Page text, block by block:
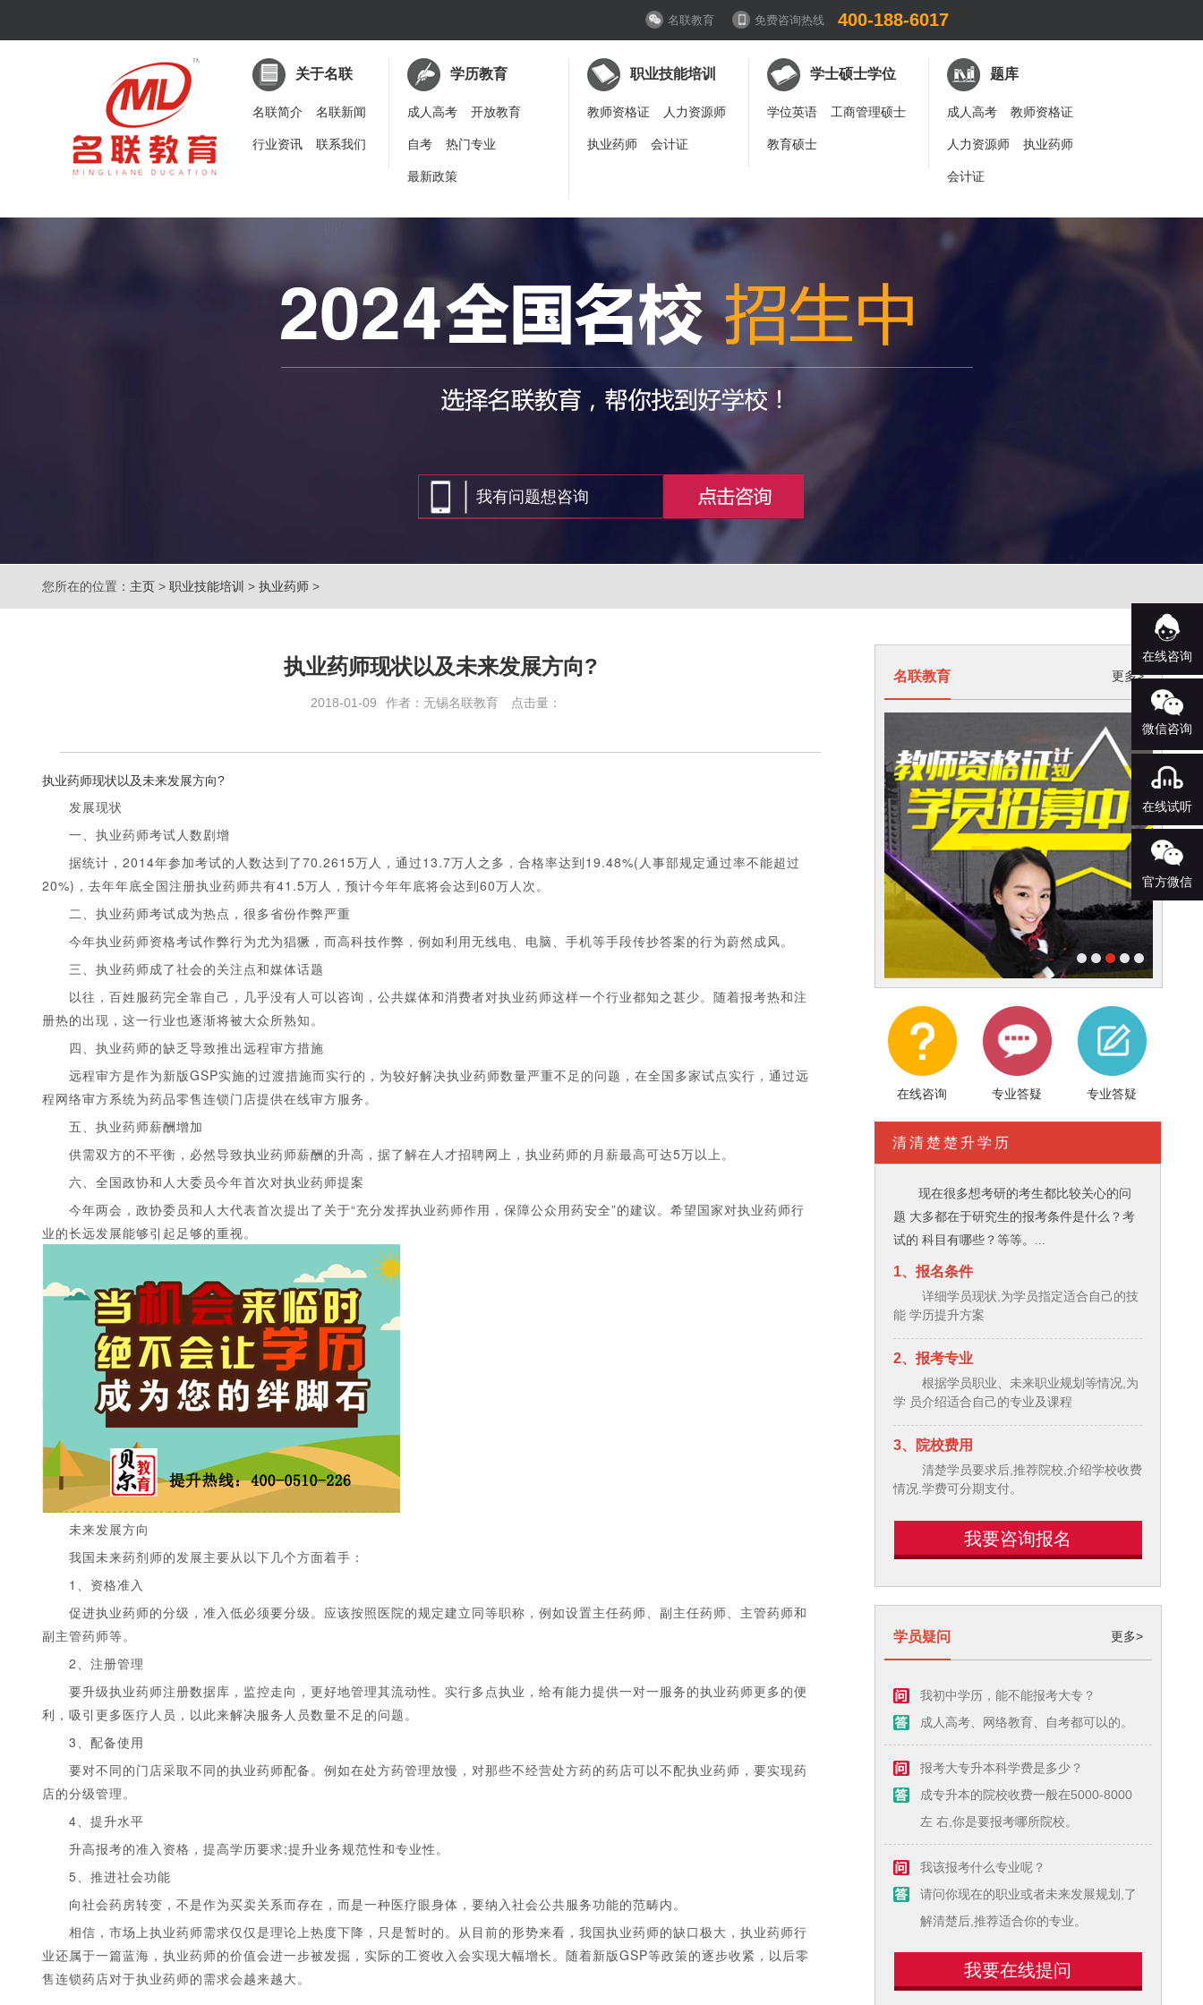
名联教育 免费咨询热线 400-188-6017
关于名联
名联简介 名联新闻
行业资讯 联系我们
学历教育
成人高考 开放教育
自考 热门专业
最新政策
职业技能培训
教师资格证 人力资源师
执业药师 会计证
学士硕士学位
学位英语 工商管理硕士
教育硕士
题库
成人高考 教师资格证
人力资源师 执业药师
会计证
您所在的位置： 主页 > 职业技能培训 > 执业药师 >
执业药师现状以及未来发展方向?
2018-01-09 作者：无锡名联教育 点击量：
执业药师现状以及未来发展方向?
发展现状
一、执业药师考试人数剧增
据统计，2014年参加考试的人数达到了70.2615万人，通过13.7万人之多，合格率达到19.48%(人事部规定通过率不能超过
20%)，去年年底全国注册执业药师共有41.5万人，预计今年年底将会达到60万人次。
二、执业药师考试成为热点，很多省份作弊严重
今年执业药师资格考试作弊行为尤为猖獗，而高科技作弊，例如利用无线电、电脑、手机等手段传抄答案的行为蔚然成风。
三、执业药师成了社会的关注点和媒体话题
以往，百姓服药完全靠自己，几乎没有人可以咨询，公共媒体和消费者对执业药师这样一个行业都知之甚少。随着报考热和注
册热的出现，这一行业也逐渐将被大众所熟知。
四、执业药师的缺乏导致推出远程审方措施
远程审方是作为新版GSP实施的过渡措施而实行的，为较好解决执业药师数量严重不足的问题，在全国多家试点实行，通过远
程网络审方系统为药品零售连锁门店提供在线审方服务。
五、执业药师薪酬增加
供需双方的不平衡，必然导致执业药师薪酬的升高，据了解在人才招聘网上，执业药师的月薪最高可达5万以上。
六、全国政协和人大委员今年首次对执业药师提案
今年两会，政协委员和人大代表首次提出了关于“充分发挥执业药师作用，保障公众用药安全”的建议。希望国家对执业药师行
业的长远发展能够引起足够的重视。
未来发展方向
我国未来药剂师的发展主要从以下几个方面着手：
1、资格准入
促进执业药师的分级，准入低必须要分级。应该按照医院的规定建立同等职称，例如设置主任药师、副主任药师、主管药师和
副主管药师等。
2、注册管理
要升级执业药师注册数据库，监控走向，更好地管理其流动性。实行多点执业，给有能力提供一对一服务的执业药师更多的便
利，吸引更多医疗人员，以此来解决服务人员数量不足的问题。
3、配备使用
要对不同的门店采取不同的执业药师配备。例如在处方药管理放慢，对那些不经营处方药的药店可以不配执业药师，要实现药
店的分级管理。
4、提升水平
升高报考的准入资格，提高学历要求;提升业务规范性和专业性。
5、推进社会功能
向社会药房转变，不是作为买卖关系而存在，而是一种医疗眼身体，要纳入社会公共服务功能的范畴内。
相信，市场上执业药师需求仅仅是理论上热度下降，只是暂时的。从目前的形势来看，我国执业药师的缺口极大，执业药师行
业还属于一篇蓝海，执业药师的价值会进一步被发掘，实际的工资收入会实现大幅增长。随着新版GSP等政策的逐步收紧，以后零
售连锁药店对于执业药师的需求会越来越大。
名联教育 更多>
1 3 4
在线咨询 专业答疑 专业答疑
清清楚楚升学历
现在很多想考研的考生都比较关心的问
题 大多都在于研究生的报考条件是什么？考
试的 科目有哪些？等等。...
1、报名条件
详细学员现状,为学员指定适合自己的技
能 学历提升方案
2、报考专业
根据学员职业、未来职业规划等情况,为
学 员介绍适合自己的专业及课程
3、院校费用
清楚学员要求后,推荐院校,介绍学校收费
情况.学费可分期支付。
我要咨询报名
学员疑问 更多>
我初中学历，能不能报考大专？
成人高考、网络教育、自考都可以的。
报考大专升本科学费是多少？
成专升本的院校收费一般在5000-8000
左 右,你是要报考哪所院校。
我该报考什么专业呢？
请问你现在的职业或者未来发展规划,了
解清楚后,推荐适合你的专业。
我要在线提问
在线咨询
微信咨询
在线试听
官方微信